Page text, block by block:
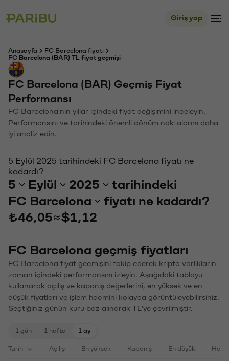
Giriş yap
Anasayfa
FC Barcelona fiyatı
FC Barcelona (BAR) TL fiyat geçmişi
FC Barcelona (BAR) Geçmiş Fiyat
Performansı
FC Barcelona'nın yıllar içindeki fiyat değişimini inceleyin.
Performansını ve tarihindeki önemli dönüm noktalarını daha
iyi analiz edin.
5 Eylül 2025 tarihindeki FC Barcelona fiyatı ne
kadardı?
5 Eylül 2025
tarihindeki
FC Barcelona
fiyatı ne kadardı?
₺46,05≈$1,12
FC Barcelona geçmiş fiyatları
FC Barcelona fiyat geçmişini takip ederek kripto varlıkların
zaman içindeki performansını izleyin. Aşağıdaki tabloyu
kullanarak açılış ve kapanış değerlerini, en yüksek ve en
düşük fiyatları ve işlem hacmini kolayca görüntüleyebilirsiniz.
Seçtiğiniz günün kuru baz alınarak TL'ye çevrilmiştir.
1 gün 1 hafta 1 ay
Tarih Açılış En yüksek Kapanış En düşük